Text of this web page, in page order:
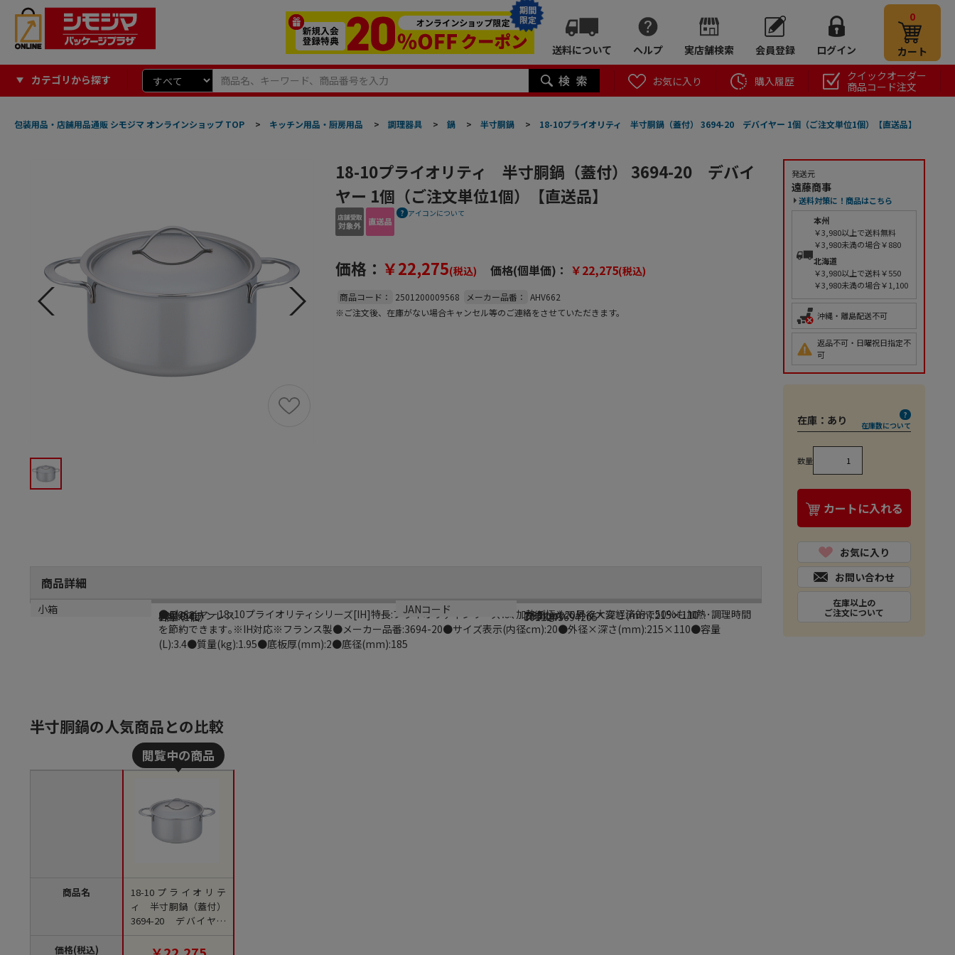
期間
限定
送料について ヘルプ 実店舗検索 会員登録 ログイン
0
カート
カテゴリから探す お気に入り 購入履歴
クイックオーダー
商品コード注文
包装用品・店舗用品通販 シモジマ オンラインショップ TOP > キッチン用品・厨房用品 > 調理器具 > 鍋 > 半寸胴鍋 > 18-10プライオリティ 半寸胴鍋（蓋付） 3694-20 デバイヤー 1個（ご注文単位1個）【直送品】
18-10プライオリティ 半寸胴鍋（蓋付） 3694-20 デバイ
ヤー 1個（ご注文単位1個）【直送品】
アイコンについて
価格： ￥22,275(税込) 価格(個単価)： ￥22,275(税込)
商品コード： 2501200009568 メーカー品番：
AHV662
※ご注文後、在庫がない場合キャンセル等のご連絡をさせていただきます。
商品詳細
商品説明
●デバイヤー18-10プライオリティシリーズ[IH]特長:プライオリティシリーズは､加熱が極めて早く大変経済的で50%も加熱･調理時間
を節約できます｡※IH対応※フランス製●メーカー品番:3694-20●サイズ表示(内径cm):20●外径×深さ(mm):215×110●容量
(L):3.4●質量(kg):1.95●底板厚(mm):2●底径(mm):185
メーカー品番
AHV662
サイズ
内径cm):20外径×深さ(mm):215×110
材質
18-10ステンレス
重量
1.95kg
内容量
容量:3.4L
生産国
フランス
小箱
1個（1個）
JANコード
3011243694205
発送元
遠藤商事
送料対策に！商品はこちら
本州
￥3,980以上で送料無料
￥3,980未満の場合￥880
北海道
￥3,980以上で送料￥550
￥3,980未満の場合￥1,100
沖縄・離島配送不可
返品不可・日曜祝日指定不
可
在庫： あり 在庫数について
数量
カートに入れる
お気に入り
お問い合わせ
在庫以上の
ご注文について
半寸胴鍋の人気商品との比較
商品名
価格(税込)
18-10プライオリテ
ィ 半寸胴鍋（蓋付）
3694-20 デバイヤー
1個（ご注文単位1個）
【直送品】